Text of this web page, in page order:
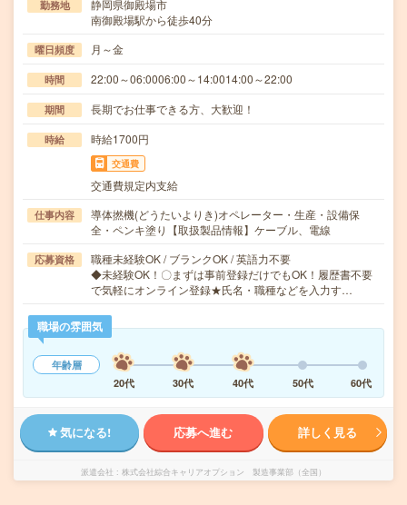
勤務地
静岡県御殿場市
南御殿場駅から徒歩40分
曜日頻度 月～金
時間 22:00～06:0006:00～14:0014:00～22:00
期間 長期でお仕事できる方、大歓迎！
時給 時給1700円
交通費
交通費規定内支給
仕事内容
導体撚機(どうたいよりき)オペレーター・生産・設備保
全・ペンキ塗り【取扱製品情報】ケーブル、電線
応募資格
職種未経験OK / ブランクOK / 英語力不要
◆未経験OK！〇まずは事前登録だけでもOK！履歴書不要
で気軽にオンライン登録★氏名・職種などを入力す…
職場の雰囲気
年齢層
20代
30代 40代 50代 60代
気になる! 応募へ進む 詳しく見る
派遣会社 株式会社綜合キャリアオプション 製造事業部（全国）